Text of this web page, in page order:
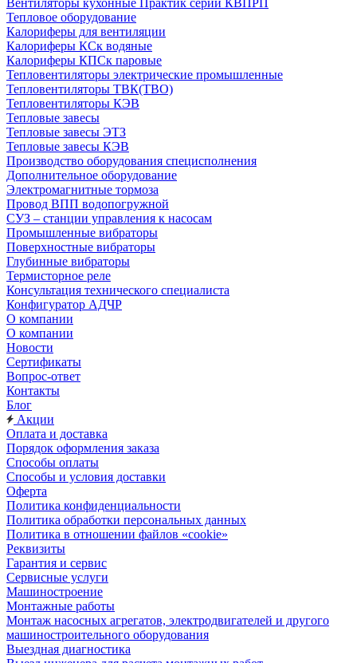
Вентиляторы кухонные Практик серии КВПРП
Тепловое оборудование
Калориферы для вентиляции
Калориферы КСк водяные
Калориферы КПСк паровые
Тепловентиляторы электрические промышленные
Тепловентиляторы ТВК(ТВО)
Тепловентиляторы КЭВ
Тепловые завесы
Тепловые завесы ЭТЗ
Тепловые завесы КЭВ
Производство оборудования специсполнения
Дополнительное оборудование
Электромагнитные тормоза
Провод ВПП водопогружной
СУЗ – станции управления к насосам
Промышленные вибраторы
Поверхностные вибраторы
Глубинные вибраторы
Термисторное реле
Консультация технического специалиста
Конфигуратор АДЧР
О компании
О компании
Новости
Сертификаты
Вопрос-ответ
Контакты
Блог
Акции
Оплата и доставка
Порядок оформления заказа
Способы оплаты
Способы и условия доставки
Оферта
Политика конфиденциальности
Политика обработки персональных данных
Политика в отношении файлов «cookie»
Реквизиты
Гарантия и сервис
Сервисные услуги
Машиностроение
Монтажные работы
Монтаж насосных агрегатов, электродвигателей и другого
машиностроительного оборудования
Выездная диагностика